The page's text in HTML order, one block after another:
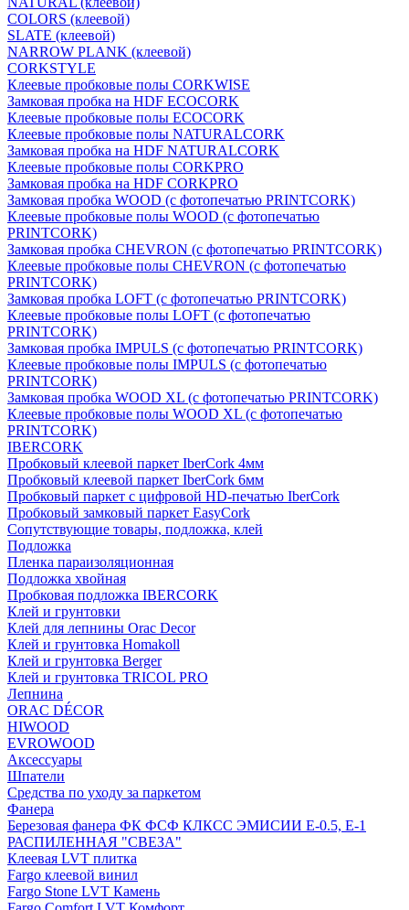
COLORS (клеевой)
SLATE (клеевой)
NARROW PLANK (клеевой)
CORKSTYLE
Клеевые пробковые полы CORKWISE
Замковая пробка на HDF ECOCORK
Клеевые пробковые полы ECOCORK
Клеевые пробковые полы NATURALCORK
Замковая пробка на HDF NATURALCORK
Клеевые пробковые полы CORKPRO
Замковая пробка на HDF CORKPRO
Замковая пробка WOOD (с фотопечатью PRINTCORK)
Клеевые пробковые полы WOOD (с фотопечатью
PRINTCORK)
Замковая пробка CHEVRON (с фотопечатью PRINTCORK)
Клеевые пробковые полы CHEVRON (с фотопечатью
PRINTCORK)
Замковая пробка LOFT (с фотопечатью PRINTCORK)
Клеевые пробковые полы LOFT (с фотопечатью
PRINTCORK)
Замковая пробка IMPULS (с фотопечатью PRINTCORK)
Клеевые пробковые полы IMPULS (с фотопечатью
PRINTCORK)
Замковая пробка WOOD XL (с фотопечатью PRINTCORK)
Клеевые пробковые полы WOOD XL (с фотопечатью
PRINTCORK)
IBERCORK
Пробковый клеевой паркет IberCork 4мм
Пробковый клеевой паркет IberCork 6мм
Пробковый паркет с цифровой HD-печатью IberCork
Пробковый замковый паркет EasyCork
Сопутствующие товары, подложка, клей
Подложка
Пленка параизоляционная
Подложка хвойная
Пробковая подложка IBERCORK
Клей и грунтовки
Клей для лепнины Orac Decor
Клей и грунтовка Homakoll
Клей и грунтовка Berger
Клей и грунтовка TRICOL PRO
Лепнина
ORAC DÉCOR
HIWOOD
EVROWOOD
Аксессуары
Шпатели
Средства по уходу за паркетом
Фанера
Березовая фанера ФК ФСФ КЛКСС ЭМИСИИ Е-0.5, Е-1
РАСПИЛЕННАЯ "СВЕЗА"
Клеевая LVT плитка
Fargo клеевой винил
Fargo Stone LVT Камень